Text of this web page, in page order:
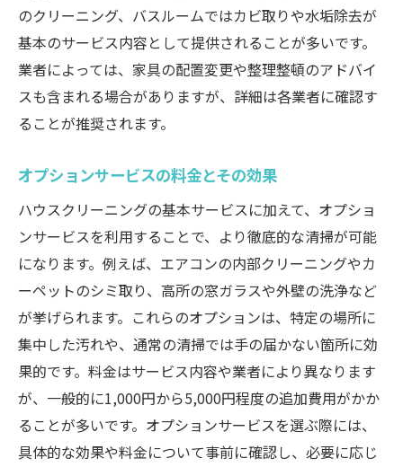
のクリーニング、バスルームではカビ取りや水垢除去が
基本のサービス内容として提供されることが多いです。
業者によっては、家具の配置変更や整理整頓のアドバイ
スも含まれる場合がありますが、詳細は各業者に確認す
ることが推奨されます。
オプションサービスの料金とその効果
ハウスクリーニングの基本サービスに加えて、オプショ
ンサービスを利用することで、より徹底的な清掃が可能
になります。例えば、エアコンの内部クリーニングやカ
ーペットのシミ取り、高所の窓ガラスや外壁の洗浄など
が挙げられます。これらのオプションは、特定の場所に
集中した汚れや、通常の清掃では手の届かない箇所に効
果的です。料金はサービス内容や業者により異なります
が、一般的に1,000円から5,000円程度の追加費用がかか
ることが多いです。オプションサービスを選ぶ際には、
具体的な効果や料金について事前に確認し、必要に応じ